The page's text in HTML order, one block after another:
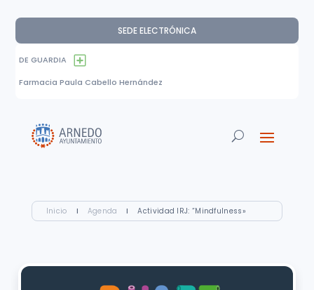
SEDE ELECTRÓNICA
DE GUARDIA
Farmacia Paula Cabello Hernández
Inicio I Agenda I Actividad IRJ: “Mindfulness»